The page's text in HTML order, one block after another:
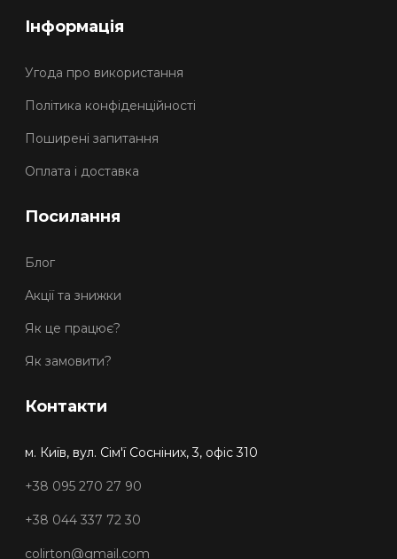
Інформація
Угода про використання
Політика конфіденційності
Поширені запитання
Оплата і доставка
Посилання
Блог
Акції та знижки
Як це працює?
Як замовити?
Контакти
м. Київ, вул. Сім'ї Сосніних, 3, офіс 310
+38 095 270 27 90
+38 044 337 72 30
colirton@gmail.com